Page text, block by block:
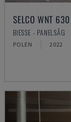
SELCO WNT 630
BIESSE - PANELSÅG
POLEN 2022